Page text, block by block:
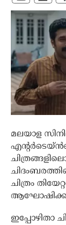
മലയാള
ചിത്രം
ഇപ്പോഴിതാ